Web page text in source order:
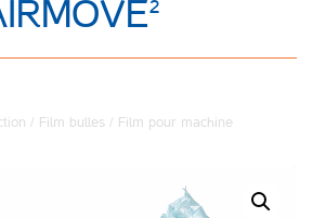
/ Film bulles / Film pour machine